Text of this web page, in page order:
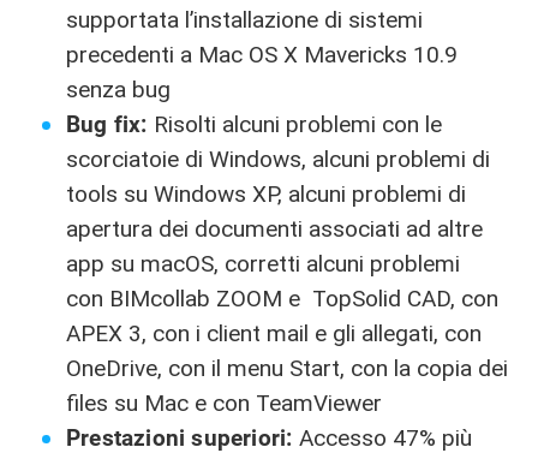
supportata l’installazione di sistemi
precedenti a Mac OS X Mavericks 10.9
senza bug
Bug fix: Risolti alcuni problemi con le
scorciatoie di Windows, alcuni problemi di
tools su Windows XP, alcuni problemi di
apertura dei documenti associati ad altre
app su macOS, corretti alcuni problemi
con BIMcollab ZOOM e TopSolid CAD, con
APEX 3, con i client mail e gli allegati, con
OneDrive, con il menu Start, con la copia dei
files su Mac e con TeamViewer
Prestazioni superiori: Accesso 47% più